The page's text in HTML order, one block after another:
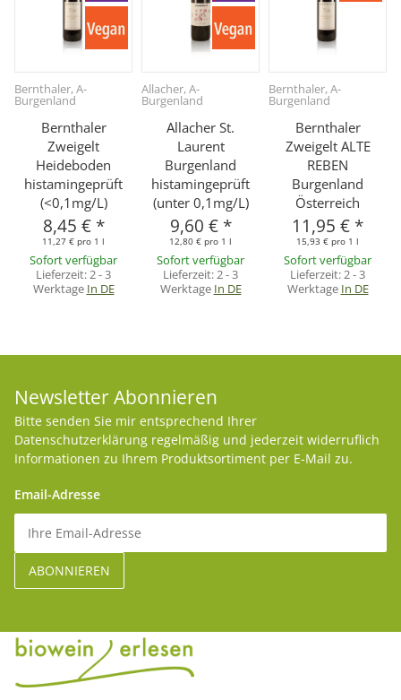
Bernthaler, A-
Burgenland
Bernthaler
Zweigelt
Heideboden
histamingeprüft
(<0,1mg/L)
8,45 € *
11,27 € pro 1 l
Sofort verfügbar
Lieferzeit:2 - 3
Werktage In DE
Allacher, A-
Burgenland
Allacher St.
Laurent
Burgenland
histamingeprüft
(unter 0,1mg/L)
9,60 € *
12,80 € pro 1 l
Sofort verfügbar
Lieferzeit:2 - 3
Werktage In DE
Bernthaler, A-
Burgenland
Bernthaler
Zweigelt ALTE
REBEN
Burgenland
Österreich
11,95 € *
15,93 € pro 1 l
Sofort verfügbar
Lieferzeit:2 - 3
Werktage In DE
Newsletter Abonnieren
Bitte senden Sie mir entsprechend Ihrer
Datenschutzerklärung regelmäßig und jederzeit widerruflich
Informationen zu Ihrem Produktsortiment per E-Mail zu.
Email-Adresse